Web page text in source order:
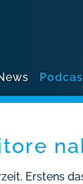
Erstens